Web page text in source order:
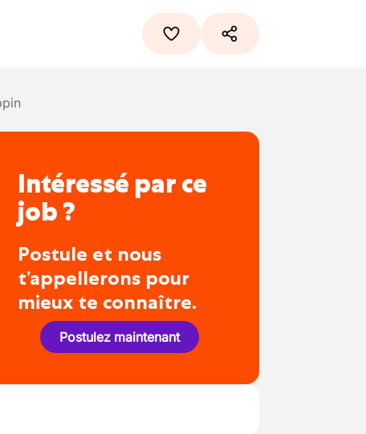
Intéressé par ce
job ?
Postule et nous
t’appellerons pour
mieux te connaître.
Postulez maintenant